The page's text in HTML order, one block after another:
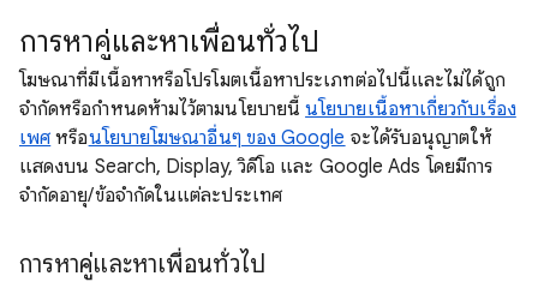
การหาคู่และหาเพื่อนทั่วไป
โฆษณาที่มีเนื้อหาหรือโปรโมตเนื้อหาประเภทต่อไปนี้และไม่ได้ถูก
จำกัดหรือกำหนดห้ามไว้ตามนโยบายนี้นโยบายเนื้อหาเกี่ยวกับเรื่อง
เพศ หรือนโยบายโฆษณาอื่นๆ ของ Google จะได้รับอนุญาตให้
แสดงบน Search, Display, วิดีโอ และ Google Ads โดยมีการ
จำกัดอายุ/ข้อจำกัดในแต่ละประเทศ
การหาคู่และหาเพื่อนทั่วไป